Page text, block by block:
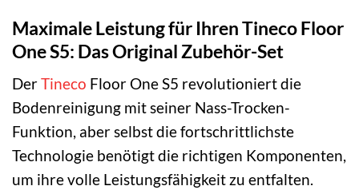
Maximale Leistung für Ihren Tineco Floor
One S5: Das Original Zubehör-Set
DerTineco Floor One S5 revolutioniert die
Bodenreinigung mit seiner Nass-Trocken-
Funktion, aber selbst die fortschrittlichste
Technologie benötigt die richtigen Komponenten,
um ihre volle Leistungsfähigkeit zu entfalten.